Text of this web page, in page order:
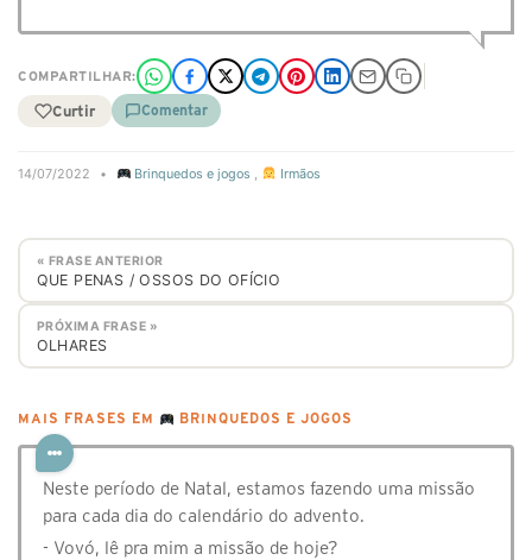
COMPARTILHAR:
Curtir Comentar
14/07/2022 • Brinquedos e jogos , Irmãos
« FRASE ANTERIOR
QUE PENAS / OSSOS DO OFÍCIO
PRÓXIMA FRASE »
OLHARES
MAIS FRASES EM BRINQUEDOS E JOGOS
Neste período de Natal, estamos fazendo uma missão
para cada dia do calendário do advento.
- Vovó, lê pra mim a missão de hoje?